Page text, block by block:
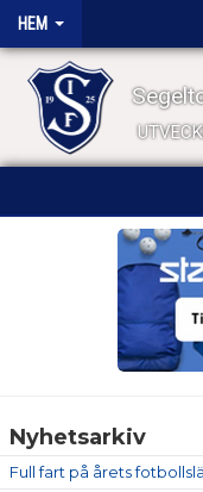
HEM
FÖRENINGSINFO
BÖRJA SPELA FOTBOLL
Nyhetsarkiv
Full fart på årets